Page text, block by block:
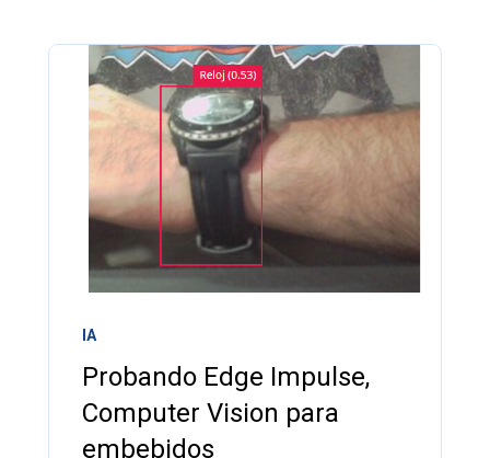
IA
Probando Edge Impulse,
Computer Vision para
embebidos